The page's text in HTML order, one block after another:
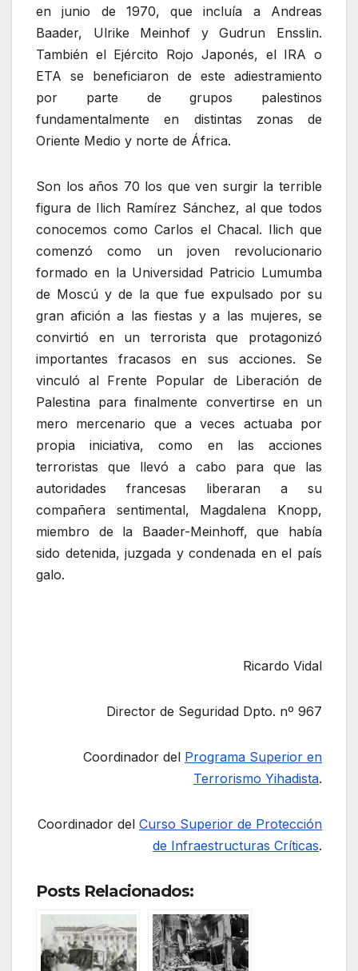
en junio de 1970, que incluía a Andreas
Baader, Ulrike Meinhof y Gudrun Ensslin.
También el Ejército Rojo Japonés, el IRA o
ETA se beneficiaron de este adiestramiento
por parte de grupos palestinos
fundamentalmente en distintas zonas de
Oriente Medio y norte de África.
Son los años 70 los que ven surgir la terrible
figura de Ilich Ramírez Sánchez, al que todos
conocemos como Carlos el Chacal. Ilich que
comenzó como un joven revolucionario
formado en la Universidad Patricio Lumumba
de Moscú y de la que fue expulsado por su
gran afición a las fiestas y a las mujeres, se
convirtió en un terrorista que protagonizó
importantes fracasos en sus acciones. Se
vinculó al Frente Popular de Liberación de
Palestina para finalmente convertirse en un
mero mercenario que a veces actuaba por
propia iniciativa, como en las acciones
terroristas que llevó a cabo para que las
autoridades francesas liberaran a su
compañera sentimental, Magdalena Knopp,
miembro de la Baader-Meinhoff, que había
sido detenida, juzgada y condenada en el país
galo.
Ricardo Vidal
Director de Seguridad Dpto. nº 967
Coordinador del Programa Superior en
Terrorismo Yihadista.
Coordinador del Curso Superior de Protección
de Infraestructuras Críticas.
Posts Relacionados: